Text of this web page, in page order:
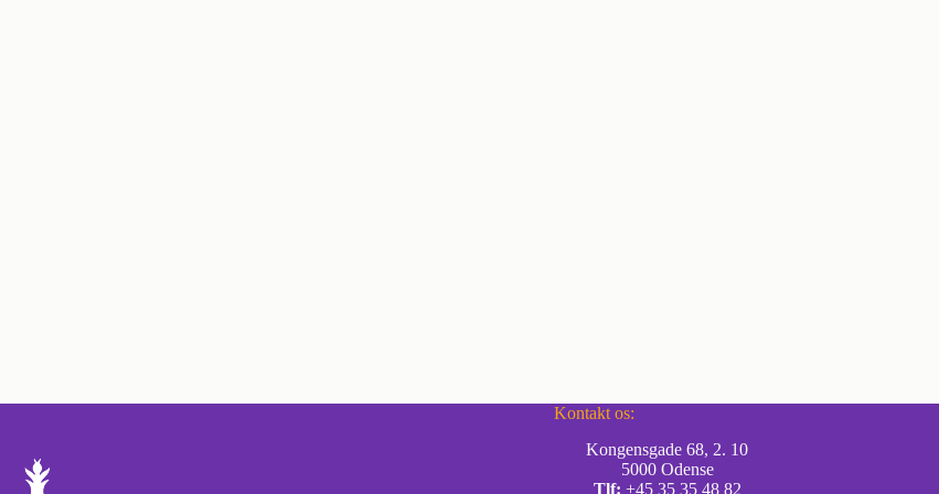
Kontakt os:
Kongensgade 68, 2. 10
5000 Odense
Tlf: +45 35 35 48 82